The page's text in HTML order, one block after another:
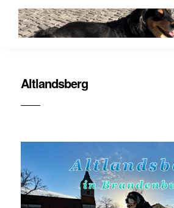
Altlandsberg